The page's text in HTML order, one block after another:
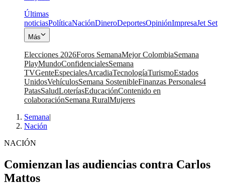
Últimas
noticiasPolíticaNaciónDineroDeportesOpiniónImpresaJet Set
Más
Elecciones 2026Foros SemanaMejor ColombiaSemana
PlayMundoConfidencialesSemana
TVGenteEspecialesArcadiaTecnologíaTurismoEstados
UnidosVehículosSemana SostenibleFinanzas Personales4
PatasSaludLoteríasEducaciónContenido en
colaboraciónSemana RuralMujeres
Semana|
Nación
NACIÓN
Comienzan las audiencias contra Carlos
Mattos